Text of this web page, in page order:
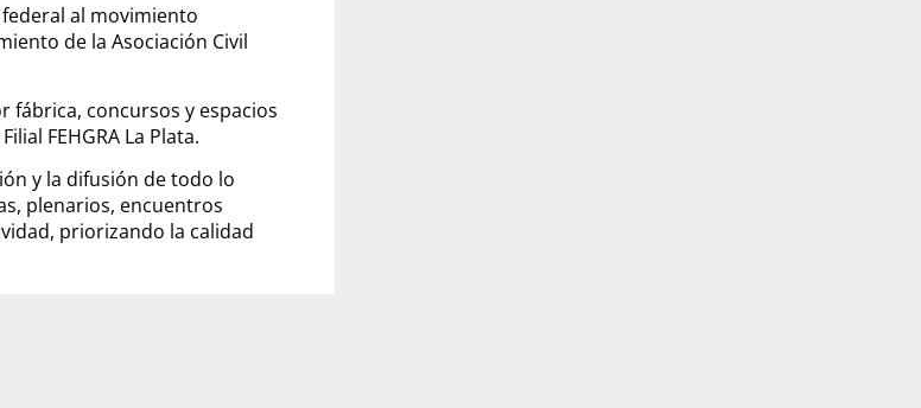
al movimiento
de la Asociación Civil
fábrica, concursos y espacios
FEHGRA La Plata.
y la difusión de todo lo
plenarios, encuentros
priorizando la calidad